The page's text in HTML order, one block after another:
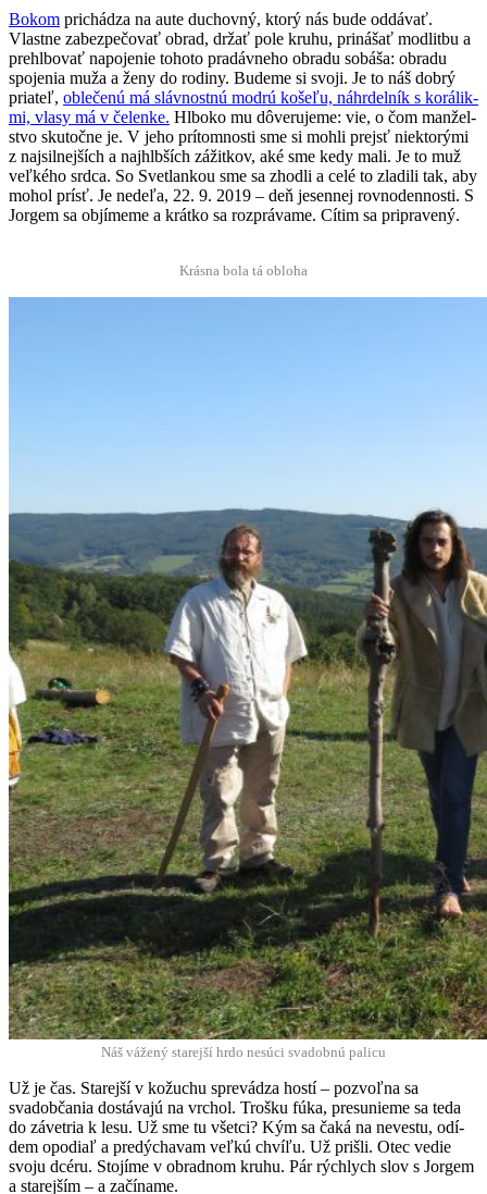
Bokom prichádza na aute duchovný, ktorý nás bude odd­á­vať.
Vlastne zabezpečo­vať obrad, držať pole kruhu, prinášať mod­l­it­bu a
prehlbo­vať napo­je­nie toho­to pradávne­ho obradu sobáša: obradu
spo­je­nia muža a ženy do rodiny. Budeme si svo­ji. Je to náš dobrý
pri­ateľ, oblečenú má slávnos­t­nú mod­rú košeľu, náhrdel­ník s korá­lik­
mi, vlasy má v čelenke. Hlboko mu dôveru­jeme: vie, o čom manžel­
st­vo sku­točne je. V jeho prí­tom­nos­ti sme si mohli pre­jsť niek­torý­mi
z najsil­ne­jších a najhlbších zážitkov, aké sme kedy mali. Je to muž
veľkého srd­ca. So Svet­lank­ou sme sa zhodli a celé to zladili tak, aby
mohol prísť. Je nedeľa, 22. 9. 2019 – deň jesen­nej rovn­oden­nos­ti. S
Jorgem sa objímeme a krátko sa rozprá­vame. Cítim sa pripravený.
Krás­na bola tá obloha
Náš vážený stare­jší hrdo nesú­ci svadob­nú palicu
Už je čas. Stare­jší v kožuchu spre­vádza hostí – pozvoľ­na sa
svadobča­nia dostá­va­jú na vrchol. Trošku fúka, pre­sunieme sa teda
do záve­tria k lesu. Už sme tu všet­ci? Kým sa čaká na neves­tu, odí­
dem opo­di­aľ a predýchavam veľkú chvíľu. Už prišli. Otec vedie
svo­ju dcéru. Sto­jíme v obrad­nom kruhu. Pár rých­lych slov s Jorgem
a stare­jším – a začíname.